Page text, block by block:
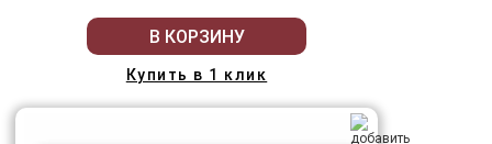
В КОРЗИНУ
Купить в 1 клик